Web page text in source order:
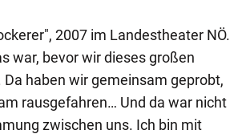
2007 im Landestheater NÖ.
war, bevor wir dieses großen
Da haben wir gemeinsam geprobt,
rausgefahren… Und da war nicht
zwischen uns. Ich bin mit